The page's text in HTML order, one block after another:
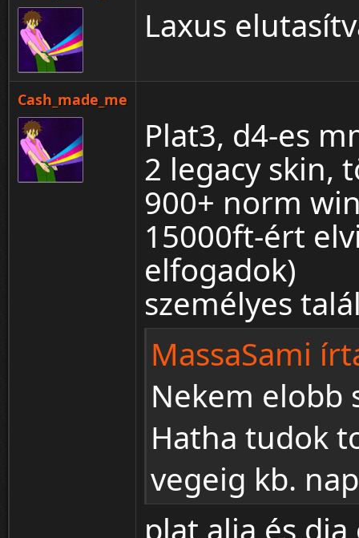
Laxus
Cash_made_me
Plat3, d4-es
2 legacy skin,
900+ norm
15000ft-ért
elfogadok)
személyes
MassaSami
Nekem elobb
Hatha tudok
vegeig kb.
plat alja és